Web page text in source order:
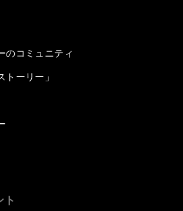
のコミュニティ
トーリー」
ト